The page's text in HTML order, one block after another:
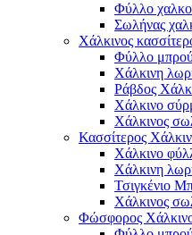
Φύλλο
Σωλήνας
Χάλκινος
Φύλλο
Χάλκινη
Ράβδος
Χάλκινο
Χάλκινος
Κασσίτερος
Χάλκινο
Χάλκινη
Τσιγκένιο
Χάλκινος
Φώσφορος